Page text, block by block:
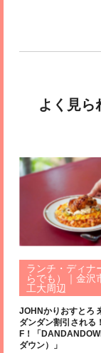
よく見ら
ランチ・ディナ
らでも）｜金沢
工大周辺
JOHNかりおすとろ
ダンダン割引される
F！「
ダウン）」